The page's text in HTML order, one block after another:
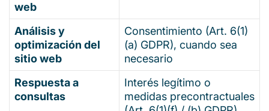
web
Análisis y
optimización del
sitio web
Consentimiento (Art. 6(1)
(a) GDPR), cuando sea
necesario
Respuesta a
consultas
Interés legítimo o
medidas precontractuales